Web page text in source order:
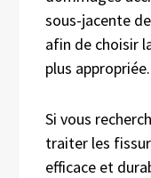
sous-jacente
afin de choisir
plus appropriée.
Si vous
traiter les
efficace et